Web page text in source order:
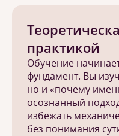
практикой
Обучение
фундамент. Вы
но и «почему
осознанный
избежать
без понимания